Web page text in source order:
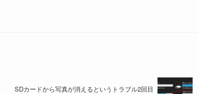
SDカードから写真が消えるというトラブル2回目